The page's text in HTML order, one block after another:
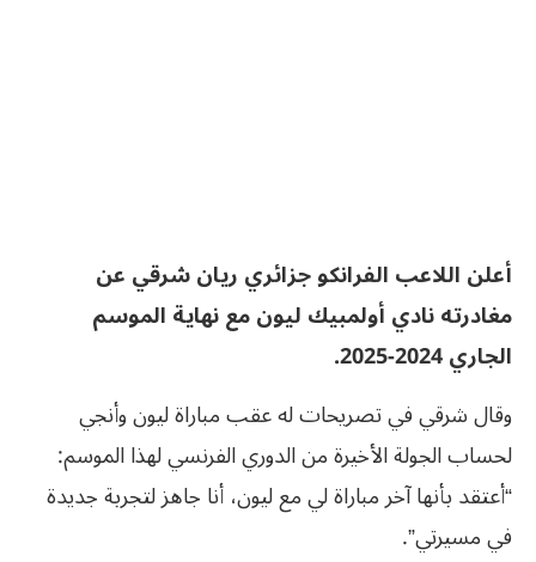
أعلن اللاعب الفرانكو جزائري ريان شرقي عن
مغادرته نادي أولمبيك ليون مع نهاية الموسم
الجاري 2024-2025.
وقال شرقي في تصريحات له عقب مباراة ليون وأنجي
لحساب الجولة الأخيرة من الدوري الفرنسي لهذا الموسم:
“أعتقد بأنها آخر مباراة لي مع ليون، أنا جاهز لتجربة جديدة
في مسيرتي”.